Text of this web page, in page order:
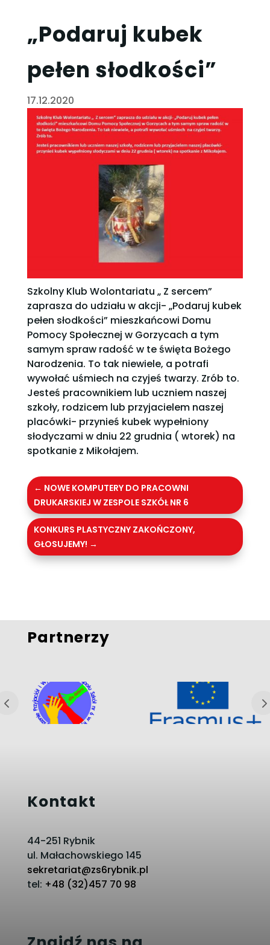
„Podaruj kubek
pełen słodkości”
17.12.2020
Szkolny Klub Wolontariatu „ Z sercem”
zaprasza do udziału w akcji- „Podaruj kubek
pełen słodkości” mieszkańcowi Domu
Pomocy Społecznej w Gorzycach a tym
samym spraw radość w te święta Bożego
Narodzenia. To tak niewiele, a potrafi
wywołać uśmiech na czyjeś twarzy. Zrób to.
Jesteś pracownikiem lub uczniem naszej
szkoły, rodzicem lub przyjacielem naszej
placówki- przynieś kubek wypełniony
słodyczami w dniu 22 grudnia ( wtorek) na
spotkanie z Mikołajem.
← NOWE KOMPUTERY DO PRACOWNI
DRUKARSKIEJ W ZESPOLE SZKÓŁ NR 6
KONKURS PLASTYCZNY ZAKOŃCZONY,
GŁOSUJEMY! →
Partnerzy
Kontakt
44-251 Rybnik
ul. Małachowskiego 145
sekretariat@zs6rybnik.pl
tel: +48 (32)457 70 98